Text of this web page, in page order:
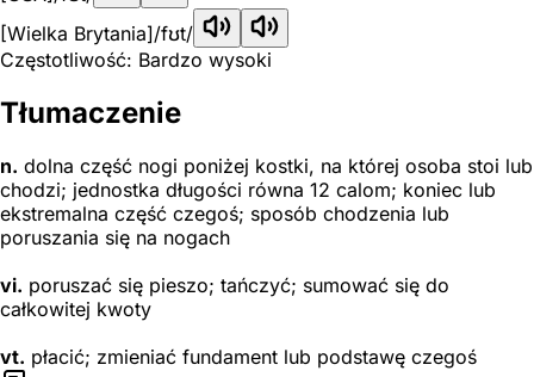
[Wielka Brytania]/fʊt/
Częstotliwość: Bardzo wysoki
Tłumaczenie
n. dolna część nogi poniżej kostki, na której osoba stoi lub
chodzi; jednostka długości równa 12 calom; koniec lub
ekstremalna część czegoś; sposób chodzenia lub
poruszania się na nogach
vi. poruszać się pieszo; tańczyć; sumować się do
całkowitej kwoty
vt. płacić; zmieniać fundament lub podstawę czegoś